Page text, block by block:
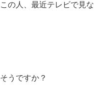
この人、最近テレビで見
そうですか？